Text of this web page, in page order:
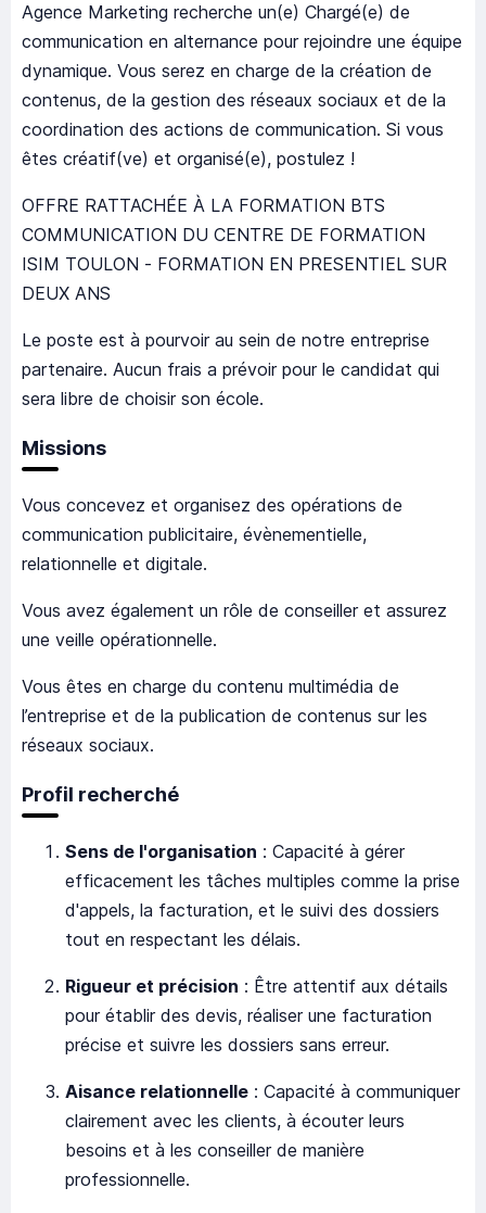
Agence Marketing recherche un(e) Chargé(e) de
communication en alternance pour rejoindre une équipe
dynamique. Vous serez en charge de la création de
contenus, de la gestion des réseaux sociaux et de la
coordination des actions de communication. Si vous
êtes créatif(ve) et organisé(e), postulez !
OFFRE RATTACHÉE À LA FORMATION BTS
COMMUNICATION DU CENTRE DE FORMATION
ISIM TOULON - FORMATION EN PRESENTIEL SUR
DEUX ANS
Le poste est à pourvoir au sein de notre entreprise
partenaire. Aucun frais a prévoir pour le candidat qui
sera libre de choisir son école.
Missions
Vous concevez et organisez des opérations de
communication publicitaire, évènementielle,
relationnelle et digitale.
Vous avez également un rôle de conseiller et assurez
une veille opérationnelle.
Vous êtes en charge du contenu multimédia de
l’entreprise et de la publication de contenus sur les
réseaux sociaux.
Profil recherché
Sens de l'organisation : Capacité à gérer
efficacement les tâches multiples comme la prise
d'appels, la facturation, et le suivi des dossiers
tout en respectant les délais.
Rigueur et précision : Être attentif aux détails
pour établir des devis, réaliser une facturation
précise et suivre les dossiers sans erreur.
Aisance relationnelle : Capacité à communiquer
clairement avec les clients, à écouter leurs
besoins et à les conseiller de manière
professionnelle.